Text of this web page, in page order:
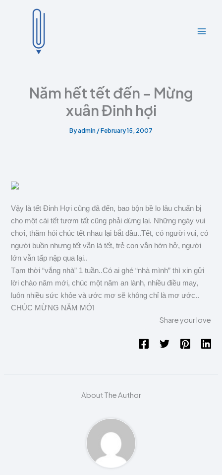
Năm hết tết đến – Mừng
xuân Đinh hợi
Byadmin /February 15, 2007
Vậy là tết Đinh Hợi cũng đã đến, bao bộn bề lo lâu chuẩn bị
cho một cái tết tươm tất cũng phải dừng lại. Những ngày vui
chơi, thăm hỏi chúc tết nhau lại bắt đầu..Tết, có người vui, có
người buồn nhưng tết vẫn là tết, trẻ con vẫn hớn hở, người
lớn vẫn tấp nập qua lại..
Tạm thời “vắng nhà” 1 tuần..Có ai ghé “nhà mình” thì xin gửi
lời chào năm mới, chúc một năm an lành, nhiều điều may,
luôn nhiều sức khỏe và ước mơ sẽ không chỉ là mơ ước..
CHÚC MỪNG NĂM MỚI
Share your love
About The Author